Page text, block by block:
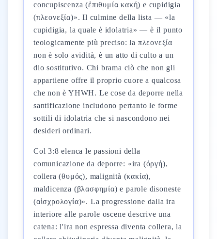
concupiscenza (ἐπιθυμία κακή) e cupidigia
(πλεονεξία)». Il culmine della lista — «la
cupidigia, la quale è idolatria» — è il punto
teologicamente più preciso: la πλεονεξία
non è solo avidità, è un atto di culto a un
dio sostitutivo. Chi brama ciò che non gli
appartiene offre il proprio cuore a qualcosa
che non è YHWH. Le cose da deporre nella
santificazione includono pertanto le forme
sottili di idolatria che si nascondono nei
desideri ordinari.
Col 3:8 elenca le passioni della
comunicazione da deporre: «ira (ὀργή),
collera (θυμός), malignità (κακία),
maldicenza (βλασφημία) e parole disoneste
(αἰσχρολογία)». La progressione dalla ira
interiore alle parole oscene descrive una
catena: l'ira non espressa diventa collera, la